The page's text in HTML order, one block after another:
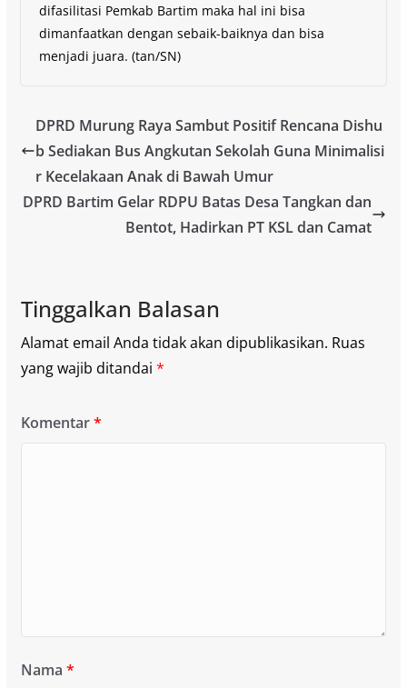
difasilitasi Pemkab Bartim maka hal ini bisa
dimanfaatkan dengan sebaik-baiknya dan bisa
menjadi juara. (tan/SN)
DPRD Murung Raya Sambut Positif Rencana Dishu
b Sediakan Bus Angkutan Sekolah Guna Minimalisi
r Kecelakaan Anak di Bawah Umur
DPRD Bartim Gelar RDPU Batas Desa Tangkan dan
Bentot, Hadirkan PT KSL dan Camat
Tinggalkan Balasan
Alamat email Anda tidak akan dipublikasikan. Ruas
yang wajib ditandai *
Komentar*
Nama *